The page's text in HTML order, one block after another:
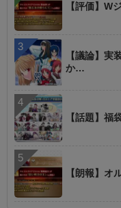
【評価】W
【議論】実
か…
【話題】福
【朗報】オ